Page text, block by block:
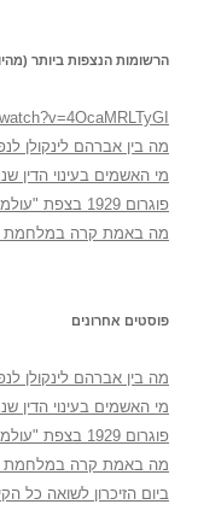
הרשומות הנצפות ביותר
מה בין אברהם לינקולן
מי האשמים בעינוי הדין
פוגרום 1929 בצפת "עולמנו חרב עלינו"
מה באמת קרה במלחמת
פוסטים אחרונים
מה בין אברהם לינקולן
מי האשמים בעינוי הדין
פוגרום 1929 בצפת "עולמנו חרב עלינו"
מה באמת קרה במלחמת
ביום הזיכרון לשואה כל